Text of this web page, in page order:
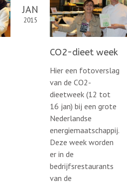
JAN
2015
CO2-dieet week
Hier een fotoverslag
van de CO2-
dieetweek (12 tot
16 jan) bij een grote
Nederlandse
energiemaatschappij.
Deze week worden
er in de
bedrijfsrestaurants
van de